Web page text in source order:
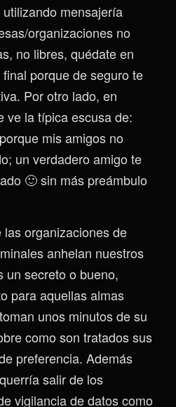
mensajería
organizaciones no
no libres, quédate en
porque de seguro te
Por otro lado, en
ve la típica escusa de:
mis amigos no
un verdadero amigo te
🙂 sin más preámbulo
organizaciones de
anhelan nuestros
un secreto o bueno,
para aquellas almas
unos minutos de su
como son tratados sus
preferencia. Además
salir de los
vigilancia de datos como